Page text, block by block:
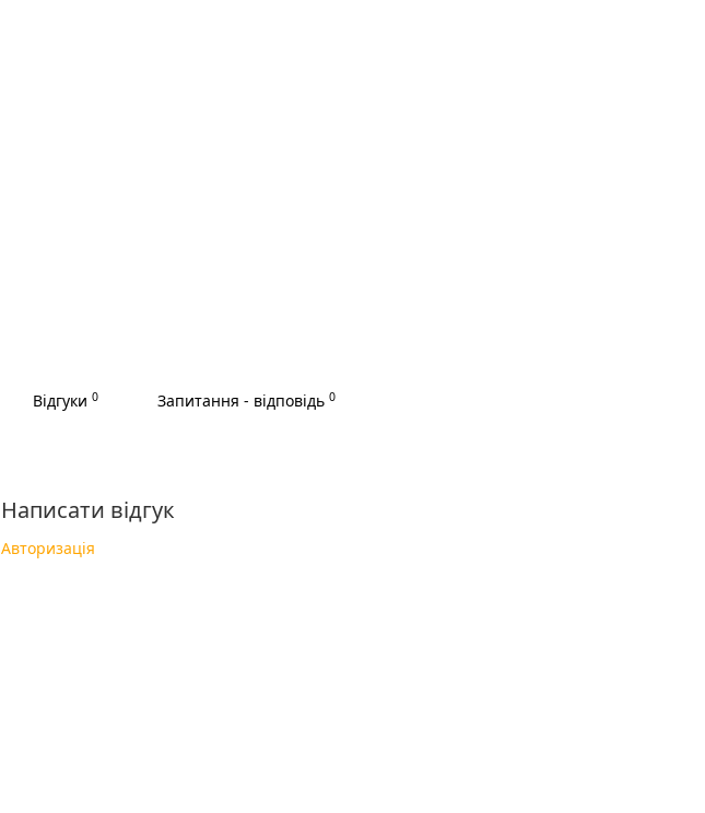
Відгуки 0 Запитання - відповідь 0
Написати відгук
Авторизація